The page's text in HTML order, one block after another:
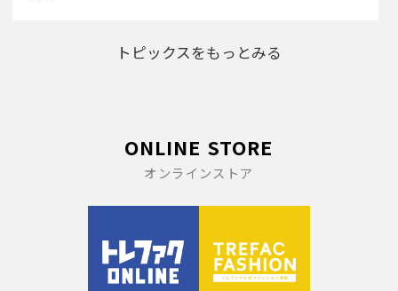
トピックスをもっとみる
ONLINE STORE
オンラインストア